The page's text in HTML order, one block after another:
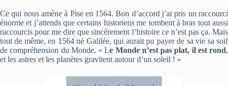
Ce qui nous amène à Pise en 1564. Bon d’accord j’ai pris un raccourci
énorme et j’attends que certains historiens me tombent à bras tout aussi
raccourcis pour me dire que sincèrement l’histoire ce n’est pas ça. Mais
tout de même, en 1564 né Galilée, qui aurait pu payer de sa vie sa soif
de compréhension du Monde. « Le Monde n’est pas plat, il est rond,
et les astres et les planètes gravitent autour d’un soleil ! »